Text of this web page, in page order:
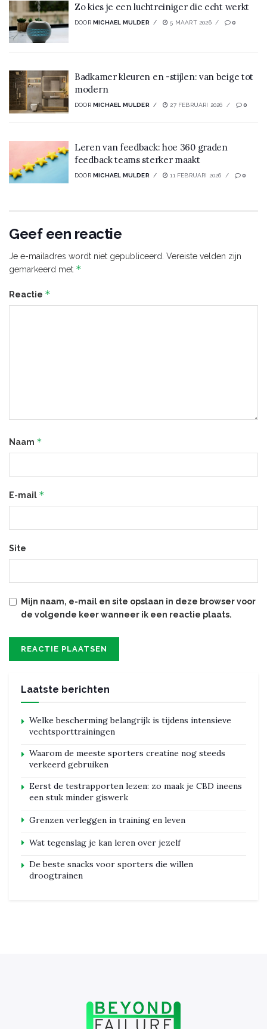
Zo kies je een luchtreiniger die echt werkt
DOOR MICHAEL MULDER 5 MAART 2026 0
Badkamer kleuren en -stijlen: van beige tot
modern
DOOR MICHAEL MULDER 27 FEBRUARI 2026 0
Leren van feedback: hoe 360 graden
feedback teams sterker maakt
DOOR MICHAEL MULDER 11 FEBRUARI 2026 0
Geef een reactie
Je e-mailadres wordt niet gepubliceerd. Vereiste velden zijn
gemarkeerd met *
Reactie *
Naam *
E-mail *
Site
Mijn naam, e-mail en site opslaan in deze browser voor
de volgende keer wanneer ik een reactie plaats.
Laatste berichten
Welke bescherming belangrijk is tijdens intensieve
vechtsporttrainingen
Waarom de meeste sporters creatine nog steeds
verkeerd gebruiken
Eerst de testrapporten lezen: zo maak je CBD ineens
een stuk minder giswerk
Grenzen verleggen in training en leven
Wat tegenslag je kan leren over jezelf
De beste snacks voor sporters die willen
droogtrainen